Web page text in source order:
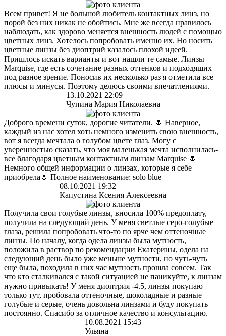
Всем привет! Я не большой любитель контактных линз, но
порой без них никак не обойтись. Мне же всегда нравилось
наблюдать, как здорово меняется внешность людей с помощью
цветных линз. Хотелось попробовать именно их. Но носить
цветные линзы без диоптрий казалось плохой идеей.
Пришлось искать варианты и вот нашли те самые. Линзы
Marquise, где есть сочетание разных оттенков и подходящих
под разное зрение. Поносив их несколько раз я отметила все
плюсы и минусы. Поэтому делюсь своими впечатлениями.
13.10.2021 22:09
Чупина Мария Николаевна
Доброго времени суток, дорогие читатели. 🌷 Наверное,
каждый из нас хотел хоть немного изменить свою внешность,
вот я всегда мечтала о голубом цвете глаз. Могу с
уверенностью сказать, что моя маленькая мечта исполнилась-
все благодаря цветным контактным линзам Marquise 🌷
Немного общей информации о линзах, которые я себе
приобрела🌷 Полное наименование: solo blue
08.10.2021 19:32
Капустина Ксения Алексеевна
Получила свои голубые линзы, вносила 100% предоплату,
получила на следующий день. У меня светлые серо-голубые
глаза, решила попробовать что-то по ярче чем оттеночные
линзы. По началу, когда одела линзы была мутность,
положила в раствор по рекомендации Екатерины, одела на
следующий день было уже меньше мутности, но чуть-чуть
еще была, походила в них час мутность прошла совсем. Так
что кто сталкивался с такой ситуацией не паникуйте, к линзам
нужно привыкать! У меня диоптрия -4.5, линзы покупаю
только тут, пробовала оттеночные, шоколадные и разные
голубые и серые, очень довольна линзами и буду покупать
постоянно. Спасибо за отличное качество и консультацию.
10.08.2021 15:43
Ульяна